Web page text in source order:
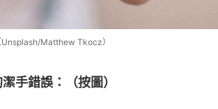
Matthew Tkocz）
手錯誤：（按圖）